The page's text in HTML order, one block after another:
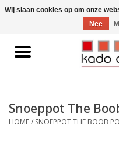
Home
Gadgets
Snoeppot The
HOME/ SNOEPPOT THE BOOB
Wij slaan cookies op om onze
Nee